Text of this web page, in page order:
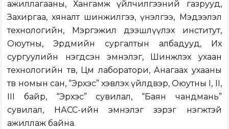
ажиллагааны, Хангамж үйлчилгээний газрууд,
Захиргаа, хяналт шинжилгээ, үнэлгээ, Мэдээлэл
технологийн, Мэргэжил дээшлүүлэх институт,
Оюутны, Эрдмийн сургалтын албадууд, Их
сургуулийн нэгдсэн эмнэлэг, Шинжлэх ухаан
технологийн төв, Цөм лаборатори, Анагаах ухааны
төв номын сан, “Эрхэс” хэвлэх үйлдвэр, Оюутны I, II,
III байр, “Эрхэс” сувилал, “Баян чандмань”
сувилал, НАСС-ийн эмнэлэг зэрэг нэгжтэй
ажиллаж байна.